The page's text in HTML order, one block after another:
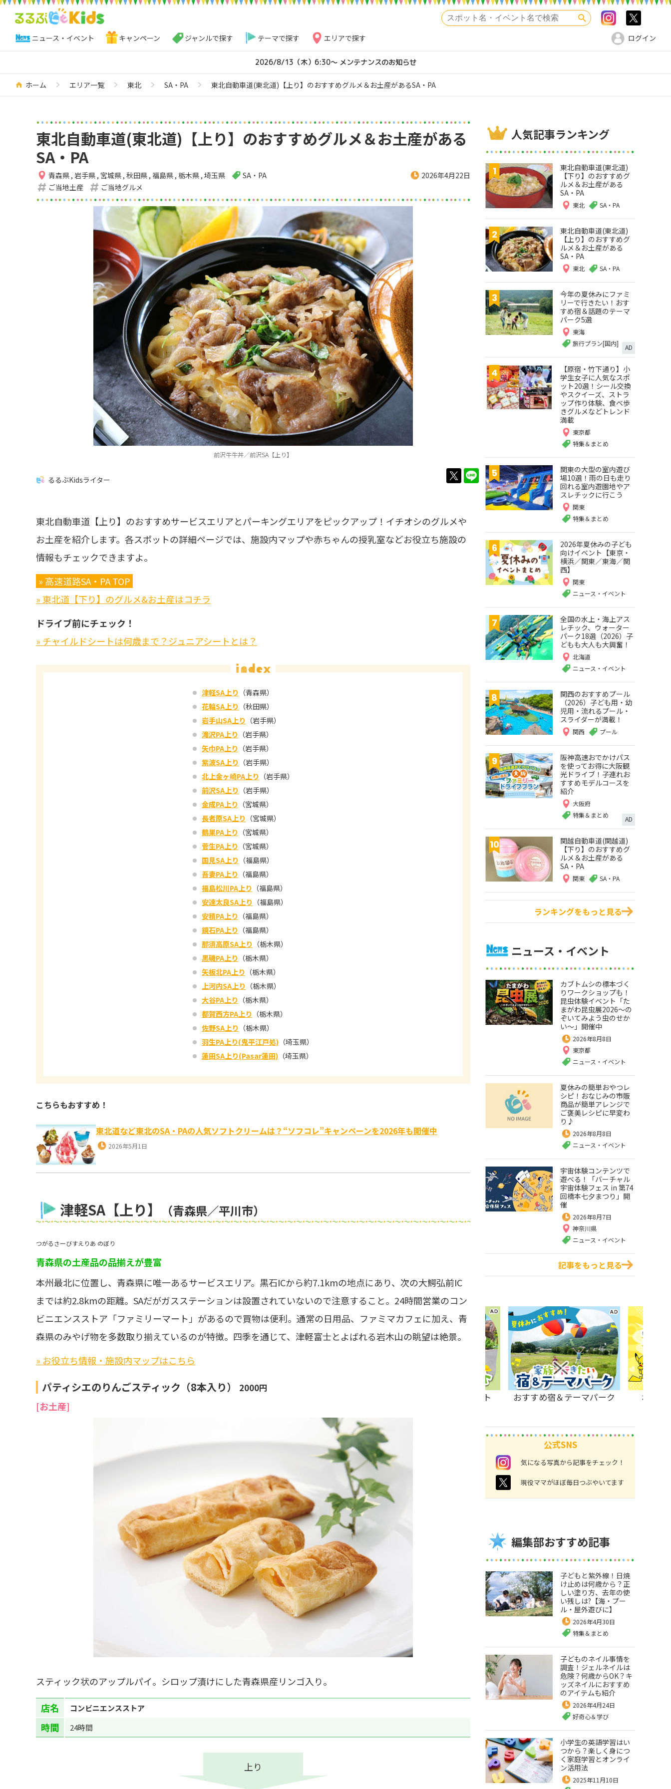
検索 Instagram
ニュース・イベント キャンペーン ジャンルで探す テーマで探す エリアで探す ログイン
2026/8/13（木）6:30～ メンテナンスのお知らせ
ホーム エリア一覧 東北 SA・PA 東北自動車道(東北道)【上り】のおすすめグルメ＆お土産があるSA・PA
東北自動車道(東北道)【上り】のおすすめグルメ＆お土産がある
SA・PA
青森県 , 岩手県 , 宮城県 , 秋田県 , 福島県 , 栃木県 , 埼玉県 SA・PA
2026年4月22日
ご当地土産
ご当地グルメ
前沢牛牛丼／前沢SA【上り】
るるぶKidsライター twitterLINE
東北自動車道【上り】のおすすめサービスエリアとパーキングエリアをピックアップ！イチオシのグルメや
お土産を紹介します。各スポットの詳細ページでは、施設内マップや赤ちゃんの授乳室などお役立ち施設の
情報もチェックできますよ。
» 高速道路SA・PA TOP
» 東北道【下り】のグルメ&お土産はコチラ
ドライブ前にチェック！
» チャイルドシートは何歳まで？ジュニアシートとは？
津軽SA上り （青森県）
花輪SA上り （秋田県）
岩手山SA上り （岩手県）
滝沢PA上り （岩手県）
矢巾PA上り （岩手県）
紫波SA上り （岩手県）
北上金ヶ崎PA上り （岩手県）
前沢SA上り （岩手県）
金成PA上り （宮城県）
長者原SA上り （宮城県）
鶴巣PA上り （宮城県）
菅生PA上り （宮城県）
国見SA上り （福島県）
吾妻PA上り （福島県）
福島松川PA上り （福島県）
安達太良SA上り （福島県）
安積PA上り （福島県）
鏡石PA上り （福島県）
那須高原SA上り （栃木県）
黒磯PA上り （栃木県）
矢板北PA上り （栃木県）
上河内SA上り （栃木県）
大谷PA上り （栃木県）
都賀西方PA上り （栃木県）
佐野SA上り （栃木県）
羽生PA上り(鬼平江戸処) （埼玉県）
蓮田SA上り(Pasar蓮田) （埼玉県）
こちらもおすすめ！
東北道など東北のSA・PAの人気ソフトクリームは？“ソフコレ”キャンペーンを2026年も開催中
2026年5月1日
津軽SA【上り】 （青森県／平川市）
つがるさーびすえりあ のぼり
青森県の土産品の品揃えが豊富
本州最北に位置し、青森県に唯一あるサービスエリア。黒石ICから約7.1kmの地点にあり、次の大鰐弘前IC
までは約2.8kmの距離。SAだがガスステーションは設置されていないので注意すること。24時間営業のコン
ビニエンスストア「ファミリーマート」があるので買物は便利。通常の日用品、ファミマカフェに加え、青
森県のみやげ物を多数取り揃えているのが特徴。四季を通じて、津軽富士とよばれる岩木山の眺望は絶景。
» お役立ち情報・施設内マップはこちら
パティシエのりんごスティック（8本入り） 2000円
[お土産]
スティック状のアップルパイ。シロップ漬けにした青森県産リンゴ入り。
店名 コンビニエンスストア
時間 24時間
上り
人気記事ランキング
東北自動車道(東北道)
【下り】のおすすめグ
ルメ＆お土産がある
SA・PA
東北 SA・PA
東北自動車道(東北道)
【上り】のおすすめグ
ルメ＆お土産がある
SA・PA
東北 SA・PA
今年の夏休みにファミ
リーで行きたい！おす
すめ宿＆話題のテーマ
パーク5選
東海
旅行プラン[国内]
AD
【原宿・竹下通り】小
学生女子に人気なスポ
ット20選！シール交換
やスクイーズ、ストラ
ップ作り体験、食べ歩
きグルメなどトレンド
満載
東京都
特集＆まとめ
関東の大型の室内遊び
場10選！雨の日も走り
回れる室内遊園地やア
スレチックに行こう
関東
特集＆まとめ
2026年夏休みの子ども
向けイベント【東京・
横浜／関東／東海／関
西】
関東
ニュース・イベント
全国の水上・海上アス
レチック、ウォーター
パーク18選（2026）子
どもも大人も大興奮！
北海道
ニュース・イベント
関西のおすすめプール
（2026）子ども用・幼
児用・流れるプール・
スライダーが満載！
関西 プール
阪神高速おでかけパス
を使ってお得に大阪観
光ドライブ！子連れお
すすめモデルコースを
紹介
大阪府
特集＆まとめ
AD
関越自動車道(関越道)
【下り】のおすすめグ
ルメ＆お土産がある
SA・PA
関東 SA・PA
ランキングをもっと見る
ニュース・イベント
カブトムシの標本づく
りワークショップも！
昆虫体験イベント「た
まがわ昆虫展2026～の
ぞいてみよう虫のせか
い～」開催中
2026年8月8日
東京都
ニュース・イベント
夏休みの簡単おやつレ
シピ！おなじみの市販
商品が簡単アレンジで
ご褒美レシピに早変わ
り♪
2026年8月8日
ニュース・イベント
宇宙体験コンテンツで
遊べる！「バーチャル
宇宙体験フェス in 第74
回橋本七夕まつり」開
催
2026年8月7日
神奈川県
ニュース・イベント
記事をもっと見る
伊豆＆小田原のスポット おすすめ宿＆テーマパーク ポケモ
公式SNS
instagram 気になる写真から記事をチェック！
twitter 現役ママがほぼ毎日つぶやいてます
編集部おすすめ記事
子どもと紫外線！日焼
け止めは何歳から？正
しい塗り方、去年の使
い残しは?【海・プー
ル・屋外遊びに】
2026年4月30日
特集＆まとめ
子どものネイル事情を
調査！ジェルネイルは
危険？何歳からOK？キ
ッズネイルにおすすめ
のアイテムも紹介
2026年4月24日
好奇心＆学び
小学生の英語学習はい
つから？楽しく身につ
く家庭学習とオンライ
ン活用法
2025年11月10日